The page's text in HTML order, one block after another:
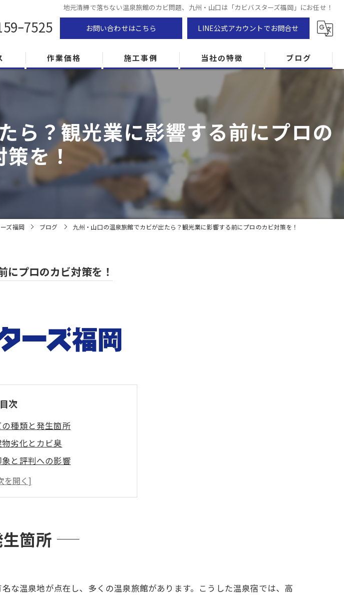
地元清掃で落ちない温泉旅館のカビ問題、九州・山口は「カビバスターズ福岡」にお任せ！
ｰ7525 お問い合わせはこちら LINE公式アカウントでお問合せ
作業価格 施工事例 当社の特徴
防カビ
カビ専門
ZEH住宅
カビ検査
ブログ
ら？観光業に影響する前にプロの
を！
ズ福岡 ブログ 九州・山口の温泉旅館でカビが出たら？観光業に影響する前にプロのカビ対策を！
にプロのカビ対策を！
目次
種類と発生箇所
劣化とカビ臭
と評判への影響
限界
所のチェック
ターズ福岡」の専門サービス
ンテナンスと予防の重要性
箇所
な温泉地が点在し、多くの温泉旅館があります。こうした温泉宿では、高